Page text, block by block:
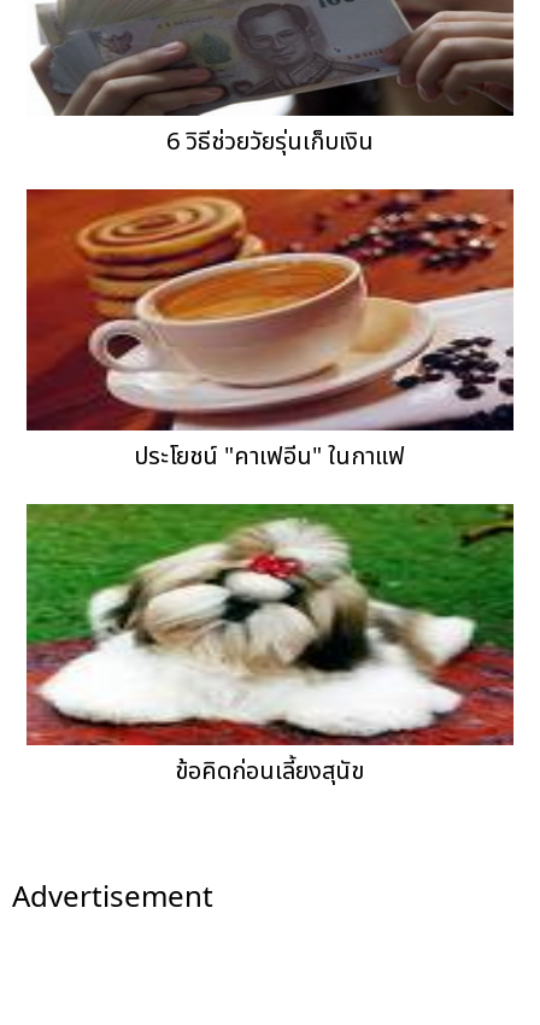
6 วิธีช่วยวัยรุ่นเก็บเงิน
ประโยชน์ "คาเฟอีน" ในกาแฟ
ข้อคิดก่อนเลี้ยงสุนัข
Advertisement